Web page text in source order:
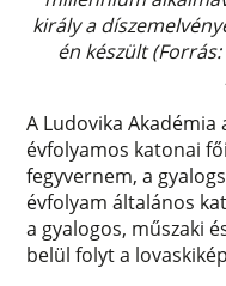
király a
én készült
A Ludovika
évfolyamos katonai
fegyvernem, a
évfolyam általános
a gyalogos, műszaki
belül folyt a